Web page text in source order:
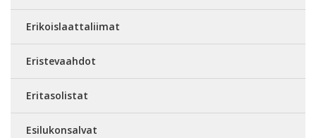
Erikoislaattaliimat
Eristevaahdot
Eritasolistat
Esilukonsalvat